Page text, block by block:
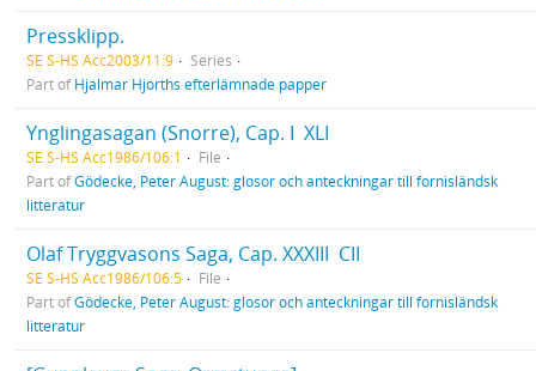
Pressklipp.
SE S-HS Acc2003/11:9
Series
Part ofHjalmar Hjorths efterlämnade papper
Ynglingasagan (Snorre), Cap. I  XLI
SE S-HS Acc1986/106:1
File
Part ofGödecke, Peter August: glosor och anteckningar till fornisländsk
litteratur
Olaf Tryggvasons Saga, Cap. XXXIII  CII
SE S-HS Acc1986/106:5
File
Part ofGödecke, Peter August: glosor och anteckningar till fornisländsk
litteratur